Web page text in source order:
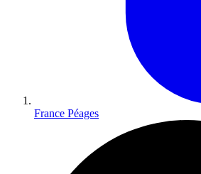
France Péages